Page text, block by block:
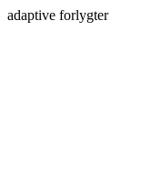
adaptive forlygter